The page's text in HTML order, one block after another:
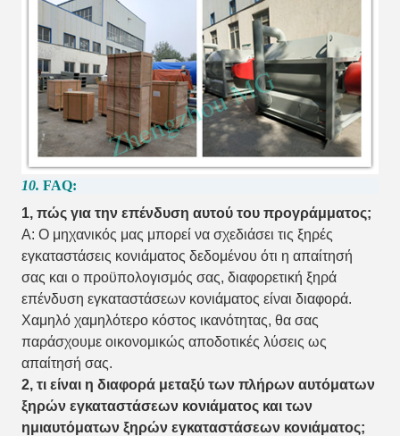
10. FAQ:
1, πώς για την επένδυση αυτού του προγράμματος;
Α: Ο μηχανικός μας μπορεί να σχεδιάσει τις ξηρές
εγκαταστάσεις κονιάματος δεδομένου ότι η απαίτησή
σας και ο προϋπολογισμός σας, διαφορετική ξηρά
επένδυση εγκαταστάσεων κονιάματος είναι διαφορά.
Χαμηλό χαμηλότερο κόστος ικανότητας, θα σας
παράσχουμε οικονομικώς αποδοτικές λύσεις ως
απαίτησή σας.
2, τι είναι η διαφορά μεταξύ των πλήρων αυτόματων
ξηρών εγκαταστάσεων κονιάματος και των
ημιαυτόματων ξηρών εγκαταστάσεων κονιάματος;